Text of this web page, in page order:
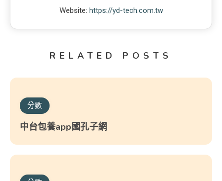
Website: https://yd-tech.com.tw
RELATED POSTS
分數
中台包養app國孔子網